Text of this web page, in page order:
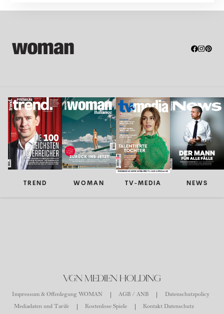
TREND WOMAN TV-MEDIA NEWS
VGN MEDIEN HOLDING
Impressum & Offenlegung WOMAN AGB / ANB
Datenschutzpolicy
Mediadaten und Tarife
Kostenlose Spiele Kontakt Datenschutz